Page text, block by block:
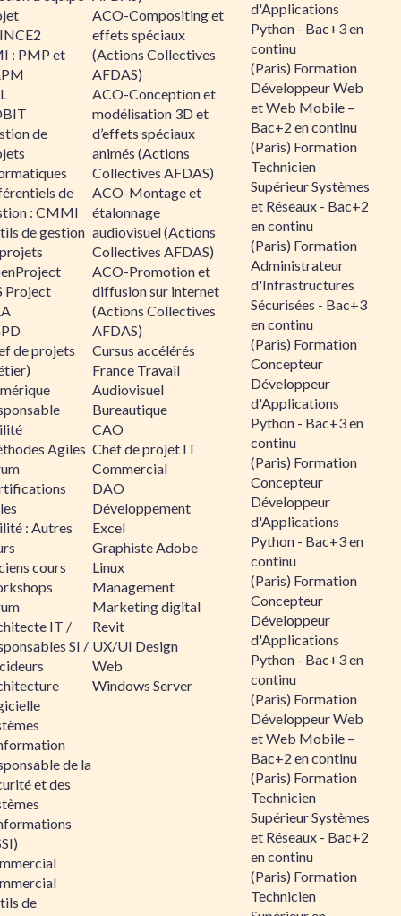
: PMP et
de
de
: CMMI
de gestion
Project
de projets
Agiles
: Autres
cours
IT /
SI /
de la
et des
de
ACO-Compositing et
effets spéciaux
(Actions Collectives
AFDAS)
ACO-Conception et
modélisation 3D et
d’effets spéciaux
animés (Actions
Collectives AFDAS)
ACO-Montage et
étalonnage
audiovisuel (Actions
Collectives AFDAS)
ACO-Promotion et
diffusion sur internet
(Actions Collectives
AFDAS)
Cursus accélérés
France Travail
Audiovisuel
Bureautique
CAO
Chef de projet IT
Commercial
DAO
Développement
Excel
Graphiste Adobe
Linux
Management
Marketing digital
Revit
UX/UI Design
Web
Windows Server
d'Applications
Python - Bac+3 en
continu
(Paris) Formation
Développeur Web
et Web Mobile –
Bac+2 en continu
(Paris) Formation
Technicien
Supérieur Systèmes
et Réseaux - Bac+2
en continu
(Paris) Formation
Administrateur
d'Infrastructures
Sécurisées - Bac+3
en continu
(Paris) Formation
Concepteur
Développeur
d'Applications
Python - Bac+3 en
continu
(Paris) Formation
Concepteur
Développeur
d'Applications
Python - Bac+3 en
continu
(Paris) Formation
Concepteur
Développeur
d'Applications
Python - Bac+3 en
continu
(Paris) Formation
Développeur Web
et Web Mobile –
Bac+2 en continu
(Paris) Formation
Technicien
Supérieur Systèmes
et Réseaux - Bac+2
en continu
(Paris) Formation
Technicien